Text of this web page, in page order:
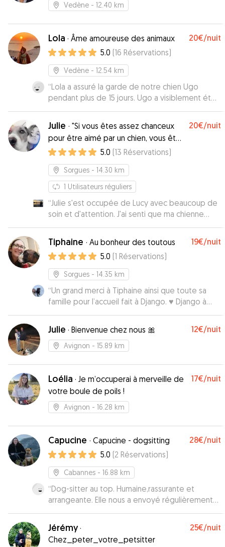
Vedène - 12.40 km
Lola · Âme amoureuse des animaux 20€/nuit
5.0 (16 Réservations)
Vedène - 12.54 km
“Lola a assuré la garde de notre chien Ugo
pendant plus de 15 jours. Ugo a visiblement été
très heureux et a eu des promenades chaque
jour. On voit que Lola adore les animaux et en
prend soin. En plus Lola faisait chaque jour de
superbes photos, dignes d'un photographe
professionnel, et notre fille était rassurée que
celui-ci soit dans de si bonnes mains. Vous
pouvez faire garder votre animal par Lola en
toute confiance. Nous lui confierons à nouveau
sans hésiter la garde d'Ugo.
Julie · "Si vous êtes assez chanceux
pour être aimé par un chien, vous êtes
béni."
20€/nuit
5.0 (13 Réservations)
Sorgues - 14.30 km
1 Utilisateurs réguliers
“Julie s'est occupée de Lucy avec beaucoup de
soin et d'attention. J'ai senti que ma chienne
était entre de très bonnes mains et qu'elle a
passé un séjour des plus agréables. On voit tout
de suite que Julie est une véritable passionnée
des animaux, attentive à leurs besoins et
soucieuse de leur bien-être. Je recommande
Julie sans hésitation à tous ceux qui cherchent
quelqu'un de fiable et bienveillant pour
s'occuper de leur compagnon à quatre pattes !
Tiphaine · Au bonheur des toutous 19€/nuit
5.0 (1 Réservations)
Sorgues - 14.35 km
“Un grand merci à Tiphaine ainsi que toute sa
famille pour l’accueil fait à Django. ♥️ Django à
passer 3 jours chez eux sans aucun soucis, il ne
voulais presque pas repartir 😅 Il a été traité
comme un prince 👑 J’ai eu des photos et
vidéos des journées ce qui a été très rassurant
gentillesse exceptionnelle avec mon chien.
C’est sans aucun doute la meilleure ! ( avec toute
sa famille 🤗 )”
Julie · Bienvenue chez nous 🎀 12€/nuit
Avignon - 15.89 km
Loélia · Je m’occuperai à merveille de
votre boule de poils !
17€/nuit
Avignon - 16.28 km
Capucine · Capucine - dogsitting 28€/nuit
5.0 (2 Réservations)
Cabannes - 16.88 km
“Dog-sitter au top. Humaine,rassurante et
arrangeante. Elle nous a envoyé régulièrement
des photos et des nouvelles.Tonka s'est bien
amusée avec Tyron et était très à l'aise😉. Je lui
laisserai encore les yeux fermés. Merci encore.”
Jérémy·
Chez_peter_votre_petsitter
25€/nuit